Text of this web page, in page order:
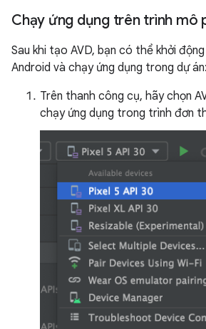
Chạy ứng dụng trên trình mô
Sau khi tạo AVD, bạn có thể khởi
Android và chạy ứng dụng trong dự án:
Trên thanh công cụ, hãy chọn
chạy ứng dụng trong trình đơn